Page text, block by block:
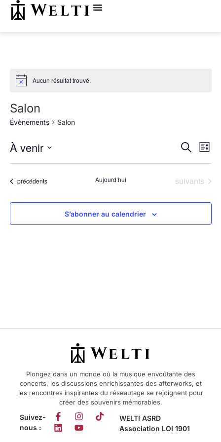
Aucun résultat trouvé.
Salon
Évènements Salon
et
de
vues
Recherche
de
Liste
À venir
une
Évènements
précédents Aujourd’hui Évènements
suivants
S’abonner au calendrier
Plongez dans un monde où la musique envoûtante des
concerts, les discussions enrichissantes des afterworks, et
les rencontres inspirantes du réseautage se rejoignent pour
créer des souvenirs mémorables.
Suivez-
nous :
WELTI ASRD
Association LOI 1901